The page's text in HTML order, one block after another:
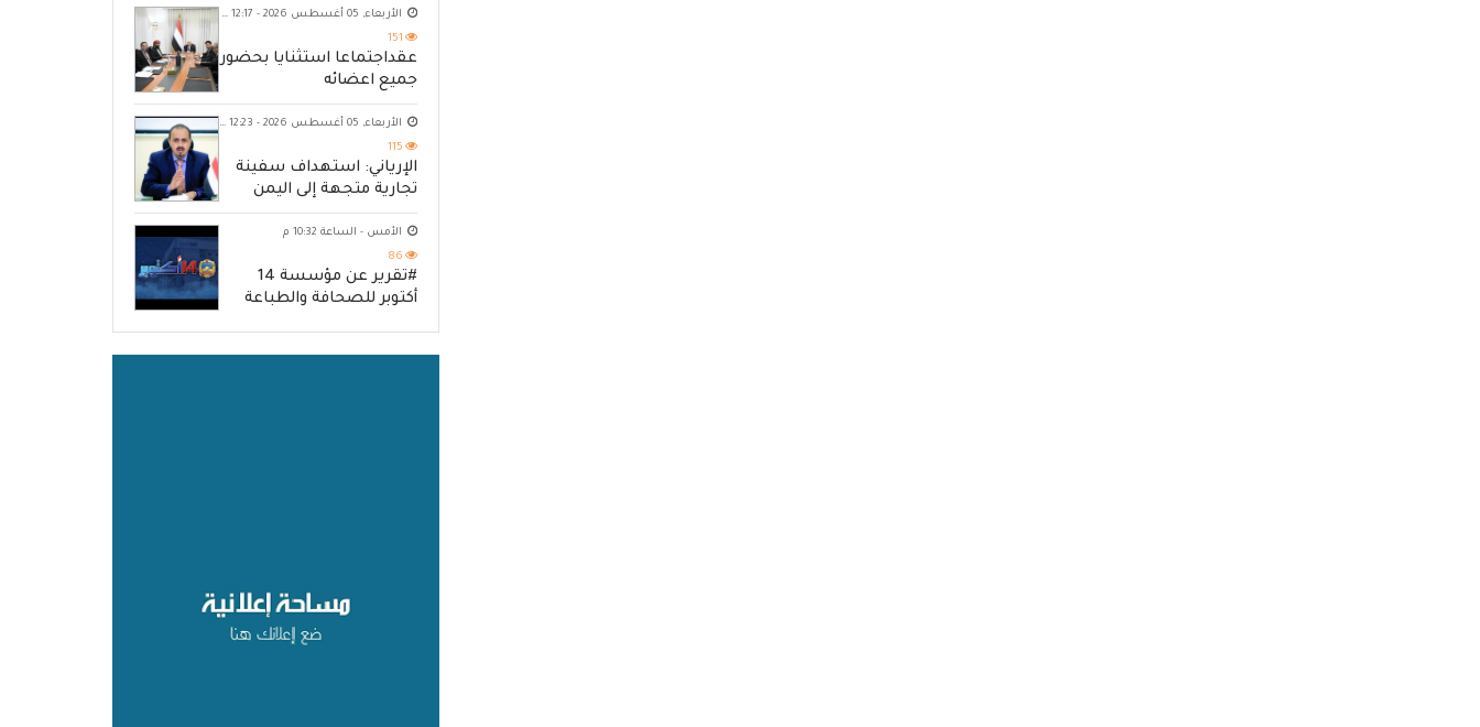
الأربعاء, 05 أغسطس 2026 - 12:17 ص
151
عقداجتماعا استثنايا بحضور
جميع اعضائه
الأربعاء, 05 أغسطس 2026 - 12:23 ص
115
الإرياني: استهداف سفينة
تجارية متجهة إلى اليمن
يكشف حصار الحوثي للشعب
الأمس - الساعة 10:32 م
86
#تقرير عن مؤسسة 14
أكتوبر للصحافة والطباعة